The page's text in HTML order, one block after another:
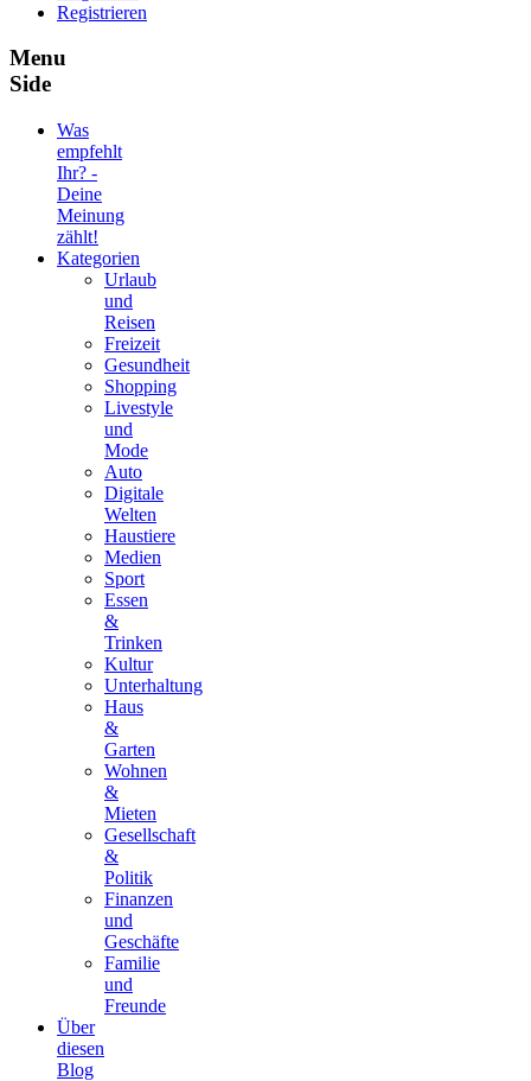
Registrieren
Menu
Side
Was
empfehlt
Ihr? -
Deine
Meinung
zählt!
Kategorien
Urlaub
und
Reisen
Freizeit
Gesundheit
Shopping
Livestyle
und
Mode
Auto
Digitale
Welten
Haustiere
Medien
Sport
Essen
&
Trinken
Kultur
Unterhaltung
Haus
&
Garten
Wohnen
&
Mieten
Gesellschaft
&
Politik
Finanzen
und
Geschäfte
Familie
und
Freunde
Über
diesen
Blog